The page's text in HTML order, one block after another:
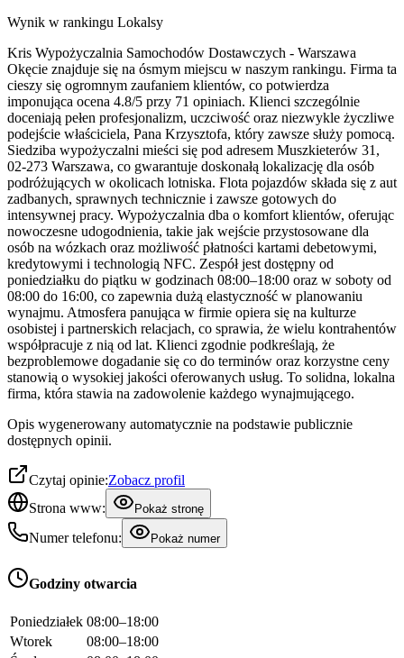
Wynik w rankingu Lokalsy
Kris Wypożyczalnia Samochodów Dostawczych - Warszawa
Okęcie znajduje się na ósmym miejscu w naszym rankingu. Firma ta
cieszy się ogromnym zaufaniem klientów, co potwierdza
imponująca ocena 4.8/5 przy 71 opiniach. Klienci szczególnie
doceniają pełen profesjonalizm, uczciwość oraz niezwykle życzliwe
podejście właściciela, Pana Krzysztofa, który zawsze służy pomocą.
Siedziba wypożyczalni mieści się pod adresem Muszkieterów 31,
02-273 Warszawa, co gwarantuje doskonałą lokalizację dla osób
podróżujących w okolicach lotniska. Flota pojazdów składa się z aut
zadbanych, sprawnych technicznie i zawsze gotowych do
intensywnej pracy. Wypożyczalnia dba o komfort klientów, oferując
nowoczesne udogodnienia, takie jak wejście przystosowane dla
osób na wózkach oraz możliwość płatności kartami debetowymi,
kredytowymi i technologią NFC. Zespół jest dostępny od
poniedziałku do piątku w godzinach 08:00–18:00 oraz w soboty od
08:00 do 16:00, co zapewnia dużą elastyczność w planowaniu
wynajmu. Atmosfera panująca w firmie opiera się na kulturze
osobistej i partnerskich relacjach, co sprawia, że wielu kontrahentów
współpracuje z nią od lat. Klienci zgodnie podkreślają, że
bezproblemowe dogadanie się co do terminów oraz korzystne ceny
stanowią o wysokiej jakości oferowanych usług. To solidna, lokalna
firma, która stawia na zadowolenie każdego wynajmującego.
Opis wygenerowany automatycznie na podstawie publicznie
dostępnych opinii.
Czytaj opinie:Zobacz profil
Strona www:
Pokaż stronę
Numer telefonu: Pokaż numer
Godziny otwarcia
Poniedziałek 08:00–18:00
Wtorek
08:00–18:00